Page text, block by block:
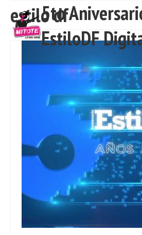
5to
EstiloDF
estilo df